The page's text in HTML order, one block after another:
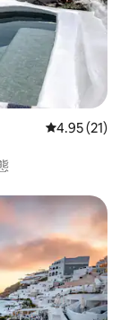
レビュー21
4.95 (21)